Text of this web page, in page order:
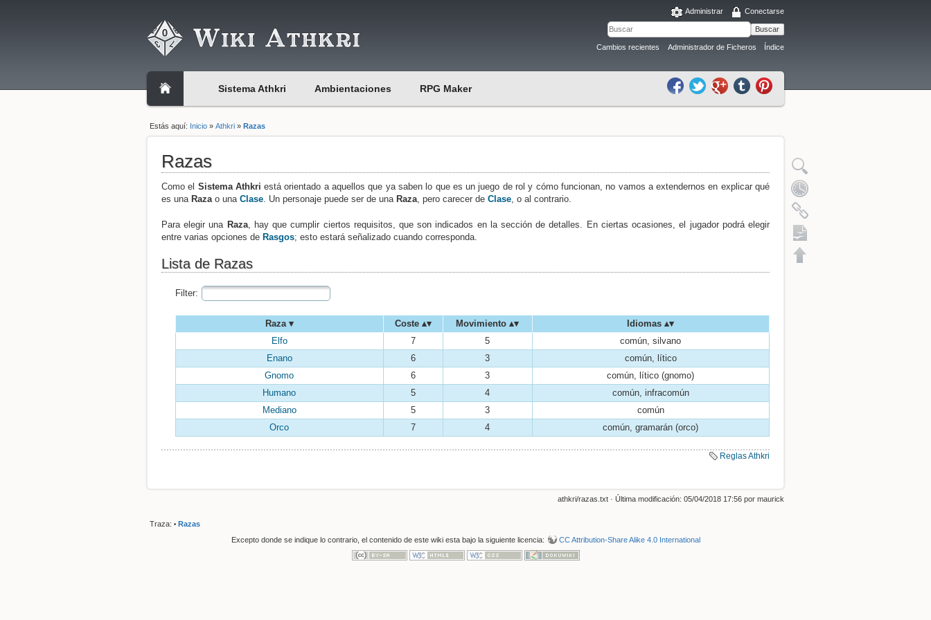
Administrar Conectarse
Buscar
Cambios recientes Administrador de Ficheros Índice
Sistema Athkri Ambientaciones RPG Maker
Estás aquí: Inicio »Athkri »Razas
Razas
Como el Sistema Athkri está orientado a aquellos que ya saben lo que es un juego de rol y cómo funcionan, no vamos a extendernos en explicar qué
es una Razao una Clase. Un personaje puede ser de una Raza, pero carecer de Clase, o al contrario.
Para elegir una Raza, hay que cumplir ciertos requisitos, que son indicados en la sección de detalles. En ciertas ocasiones, el jugador podrá elegir
entre varias opciones de Rasgos; esto estará señalizado cuando corresponda.
Lista de Razas
Filter:
Raza Coste Movimiento
Idiomas
Elfo
7 5
común, silvano
Enano
6 3
común, lítico
Gnomo
6 3
común, lítico (gnomo)
Humano
5 4
común, infracomún
Mediano
5 3
común
Orco
7 4 común, gramarán (orco)
Reglas Athkri
athkri/razas.txt · Última modificación: 05/04/2018 17:56 por maurick
Traza: • Razas
Excepto donde se indique lo contrario, el contenido de este wiki esta bajo la siguiente licencia:
CC Attribution-Share Alike 4.0 International